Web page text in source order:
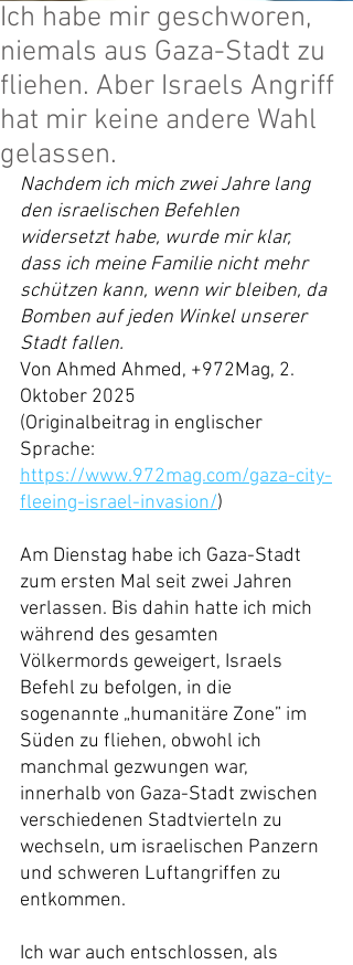
Ich habe mir geschworen,
niemals aus Gaza-Stadt zu
fliehen. Aber Israels Angriff
hat mir keine andere Wahl
gelassen.
Nachdem ich mich zwei Jahre lang
den israelischen Befehlen
widersetzt habe, wurde mir klar,
dass ich meine Familie nicht mehr
schützen kann, wenn wir bleiben, da
Bomben auf jeden Winkel unserer
Stadt fallen.
Von Ahmed Ahmed, +972Mag, 2.
Oktober 2025
(Originalbeitrag in englischer
Sprache:
https://www.972mag.com/gaza-city-
fleeing-israel-invasion/)
Am Dienstag habe ich Gaza-Stadt
zum ersten Mal seit zwei Jahren
verlassen. Bis dahin hatte ich mich
während des gesamten
Völkermords geweigert, Israels
Befehl zu befolgen, in die
sogenannte „humanitäre Zone” im
Süden zu fliehen, obwohl ich
manchmal gezwungen war,
innerhalb von Gaza-Stadt zwischen
verschiedenen Stadtvierteln zu
wechseln, um israelischen Panzern
und schweren Luftangriffen zu
entkommen.
Ich war auch entschlossen, als